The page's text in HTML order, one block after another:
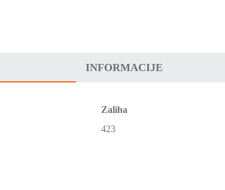
INFORMACIJE
Zaliha
423